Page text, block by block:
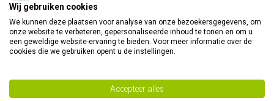
Wij gebruiken cookies
We kunnen deze plaatsen voor analyse van onze bezoekersgegevens, om
onze website te verbeteren, gepersonaliseerde inhoud te tonen en om u
een geweldige website-ervaring te bieden. Voor meer informatie over de
cookies die we gebruiken opent u de instellingen.
Accepteer alles